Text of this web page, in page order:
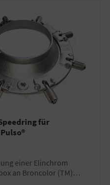
für
Broncolor® Pulso®
an Broncolor (TM)